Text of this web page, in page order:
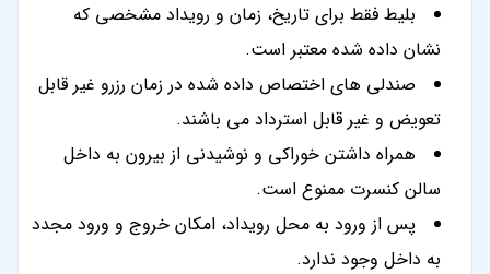
بلیط فقط برای تاریخ، زمان و رویداد مشخصی که
نشان داده شده معتبر است.
صندلی های اختصاص داده شده در زمان رزرو غیر قابل
تعویض و غیر قابل استرداد می باشند.
همراه داشتن خوراکی و نوشیدنی از بیرون به داخل
سالن کنسرت ممنوع است.
پس از ورود به محل رویداد، امکان خروج و ورود مجدد
به داخل وجود ندارد.